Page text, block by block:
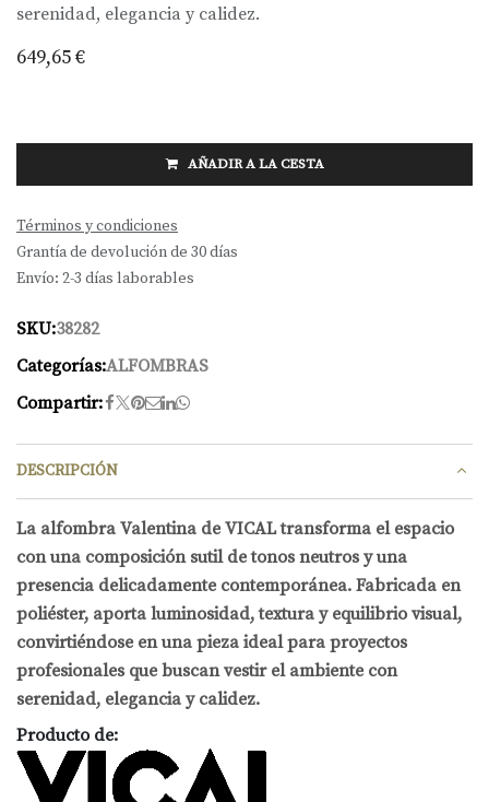
serenidad, elegancia y calidez.
649,65€
AÑADIR A LA CESTA
Términos y condiciones
Grantía de devolución de 30 días
Envío: 2-3 días laborables
SKU:38282
Categorías:ALFOMBRAS
Compartir:
DESCRIPCIÓN
La alfombra Valentina de VICAL transforma el espacio
con una composición sutil de tonos neutros y una
presencia delicadamente contemporánea. Fabricada en
poliéster, aporta luminosidad, textura y equilibrio visual,
convirtiéndose en una pieza ideal para proyectos
profesionales que buscan vestir el ambiente con
serenidad, elegancia y calidez.
Producto de: